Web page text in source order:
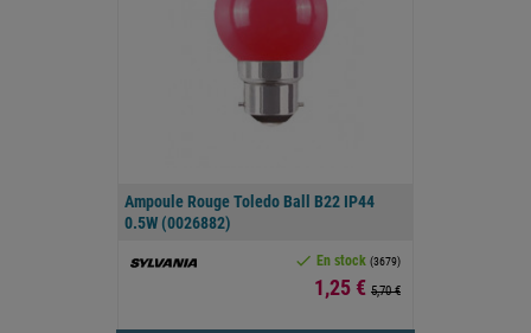
Ampoule Rouge Toledo Ball B22 IP44
0.5W (0026882)
 En stock (3679)
Prix
1,25 € 5,70 €